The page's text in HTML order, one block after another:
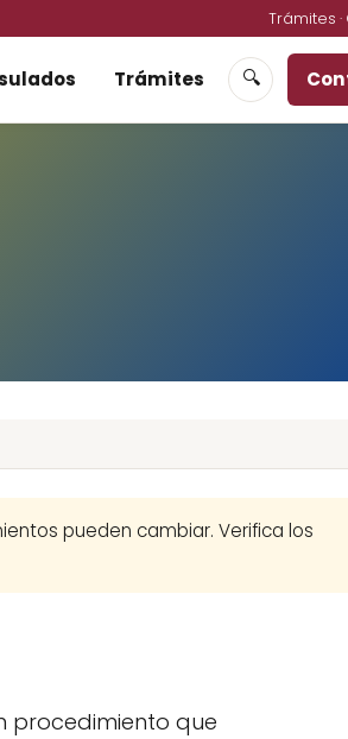
Trámites ·
Trámites 🔍
pueden cambiar. Verifica los
procedimiento que